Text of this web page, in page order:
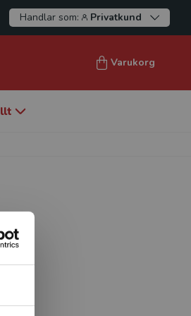
Handlar som: Privatkund
Varukorg